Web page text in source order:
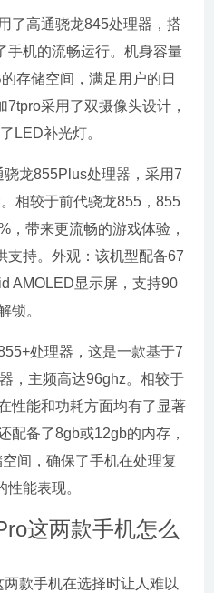
了高通骁龙845处理器，搭
手机的流畅运行。机身容量
存储空间，满足用户的日
采用了双摄像头设计，
LED补光灯。
龙855Plus处理器，采用7
相较于前代骁龙855，855
，带来更流畅的游戏体验，
支持。外观：该机型配备67
AMOLED显示屏，支持90
锁。
处理器，这是一款基于7
，主频高达96ghz。相较于
性能和功耗方面均有了显著
配备了8gb或12gb的内存，
间，确保了手机在处理复
能表现。
这两款手机怎么
款手机在选择时让人难以